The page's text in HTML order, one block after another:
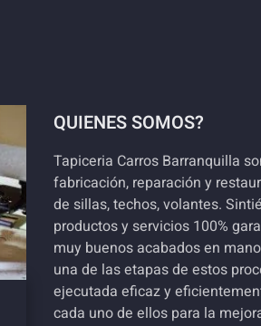
QUIENES SOMOS?
Tapiceria Carros Barranquilla
fabricación, reparación y
de sillas, techos, volantes.
productos y servicios 100%
muy buenos acabados en
una de las etapas de estos
ejecutada eficaz y
cada uno de ellos para la